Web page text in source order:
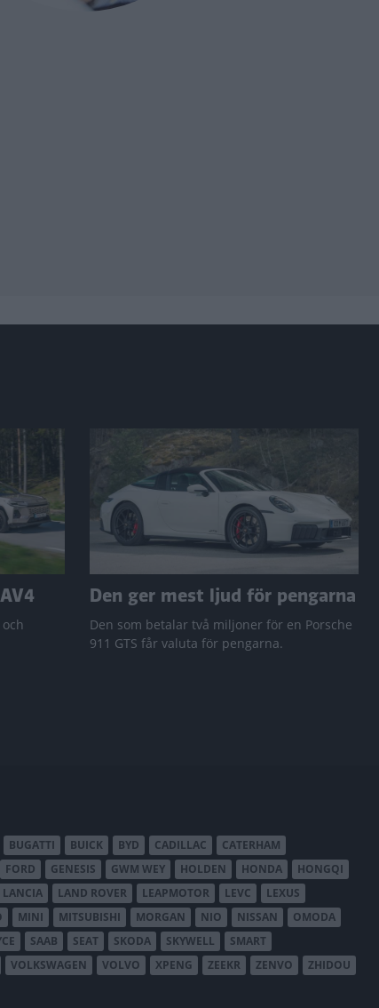
Den ger mest ljud för pengarna
Den som betalar två miljoner för en Porsche
911 GTS får valuta för pengarna.
BUGATTI BUICK BYD CADILLAC
CATERHAM
FORD GENESIS GWM WEY HOLDEN HONDA
HONGQI
LANCIA LAND ROVER LEAPMOTOR LEVC
LEXUS
MINI MITSUBISHI MORGAN NIO NISSAN
OMODA
SAAB SEAT SKODA SKYWELL
SMART
VOLKSWAGEN VOLVO XPENG ZEEKR ZENVO ZHIDOU